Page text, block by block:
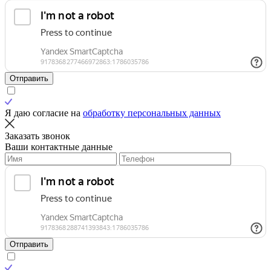
Отправить
Я даю согласие на обработку персональных данных
Заказать звонок
Ваши контактные данные
Отправить